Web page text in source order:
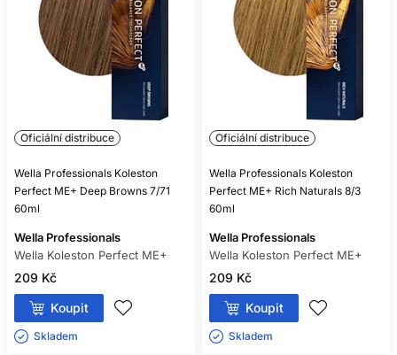
Oficiální distribuce
Wella Professionals Koleston
Perfect ME+ Deep Browns 7/71
60ml
Wella Professionals
Wella Koleston Perfect ME+
209 Kč
Koupit
Skladem ㅤ
Oficiální distribuce
Wella Professionals Koleston
Perfect ME+ Rich Naturals 8/3
60ml
Wella Professionals
Wella Koleston Perfect ME+
209 Kč
Koupit
Skladem ㅤ